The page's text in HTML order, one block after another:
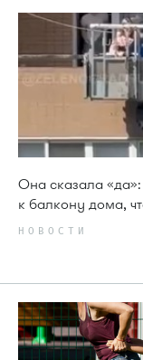
Она сказала
к балкону дома,
НОВОСТИ